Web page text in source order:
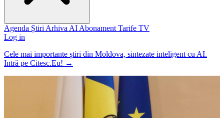
Agenda Știri Arhiva AI Abonament Tarife TV
Log in
Cele mai importante știri din Moldova, sintezate inteligent cu AI.
Intră pe Citesc.Eu! →